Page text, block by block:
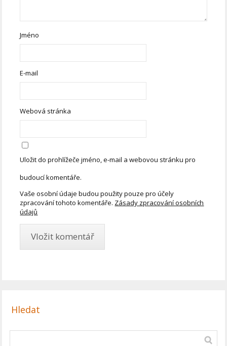
Jméno
E-mail
Webová stránka
Uložit do prohlížeče jméno, e-mail a webovou stránku pro
budoucí komentáře.
Vaše osobní údaje budou použity pouze pro účely
zpracování tohoto komentáře. Zásady zpracování osobních
údajů
Hledat